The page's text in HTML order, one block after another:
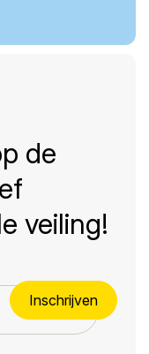
de
veiling!
Inschrijven